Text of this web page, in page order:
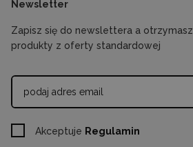
Newsletter
Zapisz się do newslettera a otrzymasz
produkty z oferty standardowej
Akceptuje Regulamin